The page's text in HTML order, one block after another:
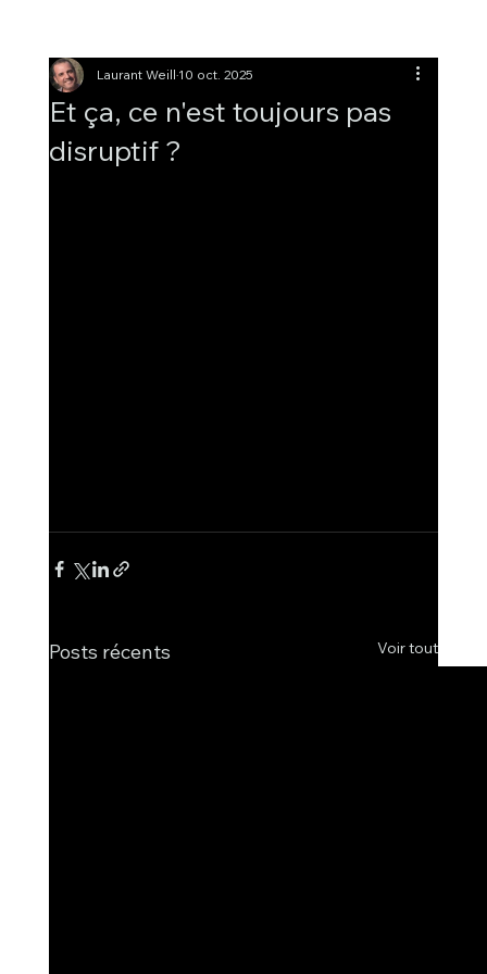
Et ça, ce n'est toujours pas
disruptif ?
Laurant Weill10 oct. 2025
Posts récents Voir tout